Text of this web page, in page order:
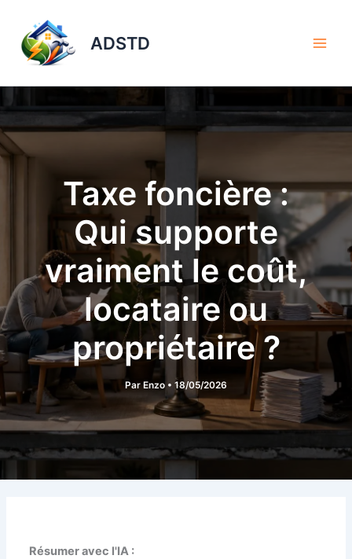
contenu
ADSTD
Taxe foncière :
Qui supporte
vraiment le coût,
locataire ou
propriétaire ?
Par Enzo • 18/05/2026
Résumer avec l'IA :